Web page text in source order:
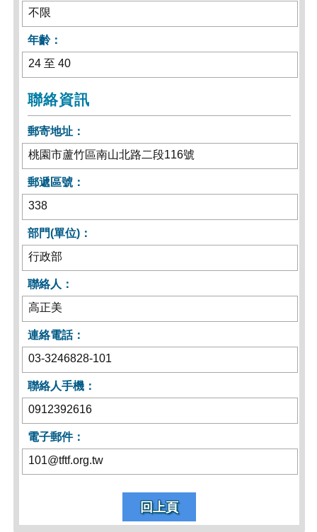
不限
年齡：
24 至 40
聯絡資訊
郵寄地址：
桃園市蘆竹區南山北路二段116號
郵遞區號：
338
部門(單位)：
行政部
聯絡人：
高正美
連絡電話：
03-3246828-101
聯絡人手機：
0912392616
電子郵件：
101@tftf.org.tw
回上頁